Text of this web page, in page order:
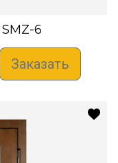
SMZ-6
Заказать